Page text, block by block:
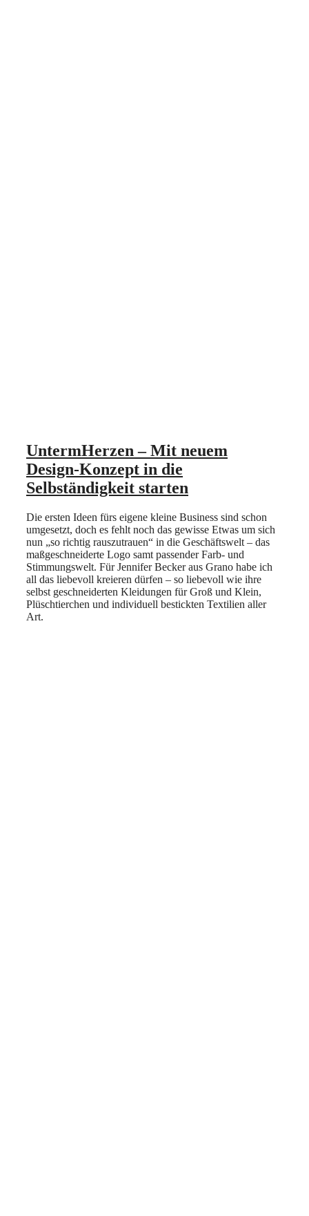
UntermHerzen – Mit neuem
Design-Konzept in die
Selbständigkeit starten
Die ersten Ideen fürs eigene kleine Business sind schon
umgesetzt, doch es fehlt noch das gewisse Etwas um sich
nun „so richtig rauszutrauen“ in die Geschäftswelt – das
maßgeschneiderte Logo samt passender Farb- und
Stimmungswelt. Für Jennifer Becker aus Grano habe ich
all das liebevoll kreieren dürfen – so liebevoll wie ihre
selbst geschneiderten Kleidungen für Groß und Klein,
Plüschtierchen und individuell bestickten Textilien aller
Art.